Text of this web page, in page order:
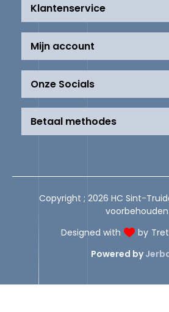
Klantenservice
Mijn account
Onze Socials
Betaal methodes
Copyright ; 2026 HC Sint-
voorbehouden
Designed with
by
Powered by